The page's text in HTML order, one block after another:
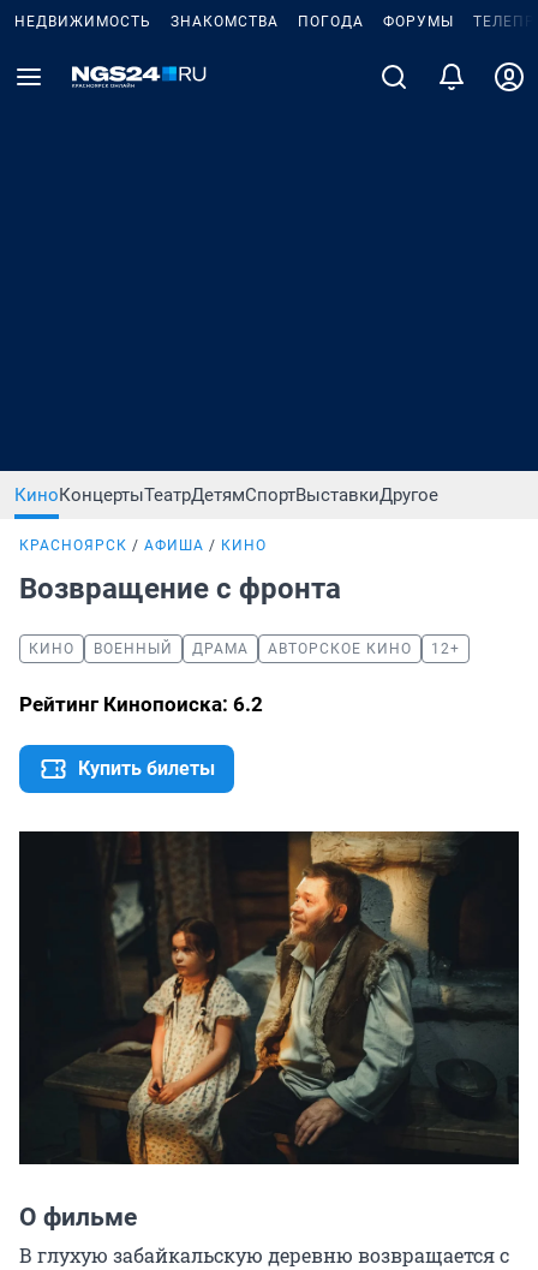
НЕДВИЖИМОСТЬ ЗНАКОМСТВА ПОГОДА ФОРУМЫ
КиноКонцертыТеатрДетямСпортВыставкиДругое
КРАСНОЯРСК АФИША КИНО
Возвращение с фронта
КИНО ВОЕННЫЙ ДРАМА АВТОРСКОЕ КИНО 12+
Рейтинг Кинопоиска: 6.2
Купить билеты
О фильме
В глухую забайкальскую деревню возвращается с